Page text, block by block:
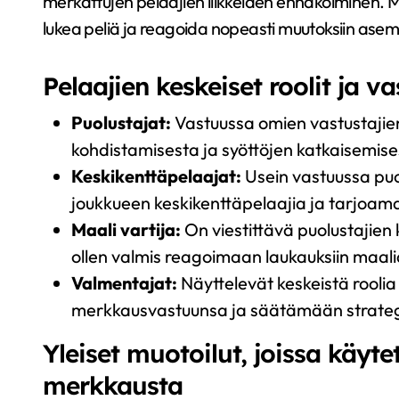
lukea peliä ja reagoida nopeasti muutoksiin
Pelaajien keskeiset roolit ja
Puolustajat: Vastuussa omien
kohdistamisesta ja syöttöjen
Keskikenttäpelaajat: Usein vastuussa
joukkueen keskikenttäpelaajia ja
Maali vartija: On viestittävä puolustajien
ollen valmis reagoimaan laukauksiin
Valmentajat: Näyttelevät keskeistä
merkkausvastuunsa ja säätämään
Yleiset muotoilut, joissa
merkkausta